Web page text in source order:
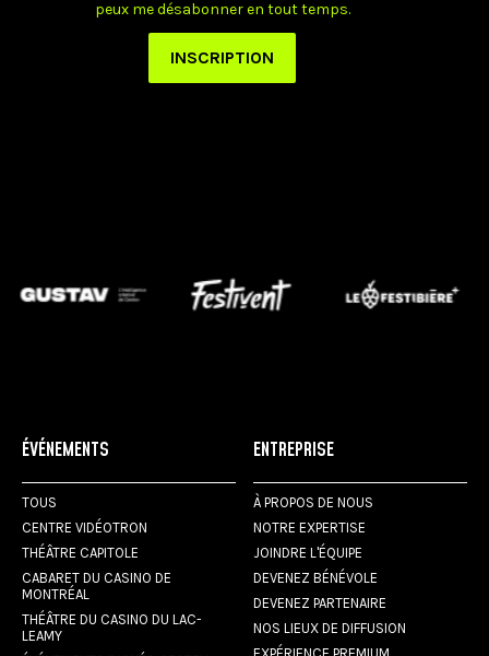
ÉVÉNEMENTS
TOUS
CENTRE VIDÉOTRON
THÉÂTRE CAPITOLE
CABARET DU CASINO DE
MONTRÉAL
THÉÂTRE DU CASINO DU LAC-
LEAMY
ENTREPRISE
À PROPOS DE NOUS
NOTRE EXPERTISE
JOINDRE L'ÉQUIPE
DEVENEZ BÉNÉVOLE
DEVENEZ PARTENAIRE
NOS LIEUX DE DIFFUSION